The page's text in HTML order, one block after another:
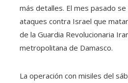
más detalles. El mes pasado
ataques contra Israel que
de la Guardia Revolucionaria
metropolitana de Damasco.
La operación con misiles del